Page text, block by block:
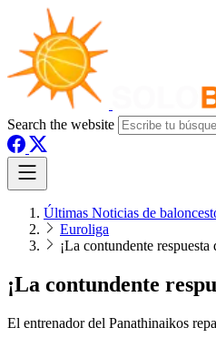
Search the website
Últimas Noticias de
Euroliga
¡La contundente
¡La contundente
El entrenador del Panathinaikos